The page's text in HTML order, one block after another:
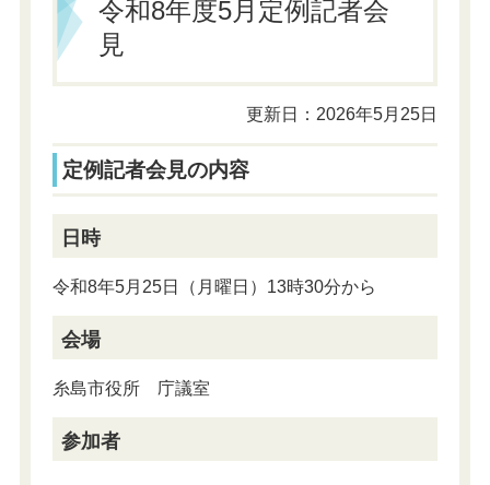
令和8年度5月定例記者会
見
更新日：2026年5月25日
定例記者会見の内容
日時
令和8年5月25日（月曜日）13時30分から
会場
糸島市役所 庁議室
参加者